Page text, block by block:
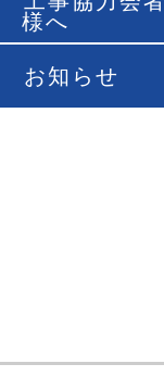
様へ
お知らせ